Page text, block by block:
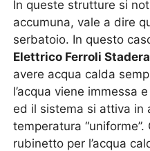
In queste strutture si
accumuna, vale a dire
serbatoio. In questo
Elettrico Ferroli
avere acqua calda
l’acqua viene immessa
ed il sistema si attiva in
temperatura
rubinetto per l’acqua